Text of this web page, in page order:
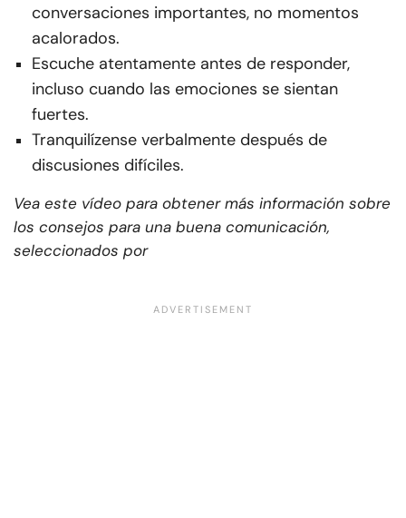
conversaciones importantes, no momentos
acalorados.
Escuche atentamente antes de responder,
incluso cuando las emociones se sientan
fuertes.
Tranquilízense verbalmente después de
discusiones difíciles.
Vea este vídeo para obtener más información sobre
los consejos para una buena comunicación,
seleccionados por